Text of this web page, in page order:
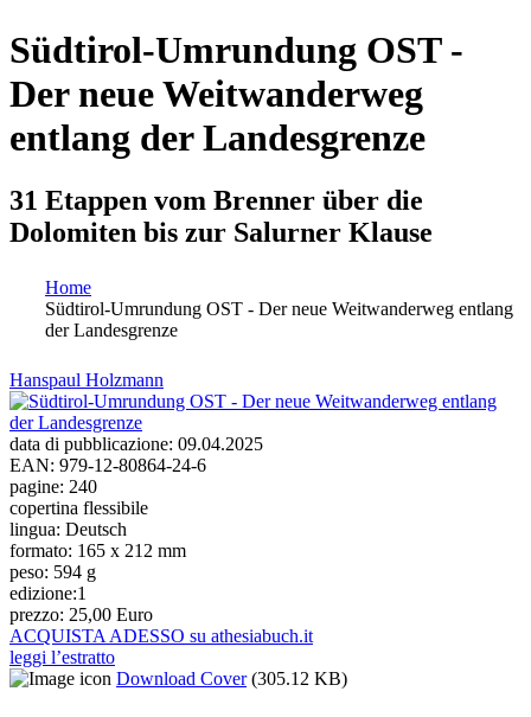
Südtirol-Umrundung OST -
Der neue Weitwanderweg
entlang der Landesgrenze
31 Etappen vom Brenner über die
Dolomiten bis zur Salurner Klause
Tu sei qui
Home
Südtirol-Umrundung OST - Der neue Weitwanderweg entlang
der Landesgrenze
Hanspaul Holzmann
data di pubblicazione: 09.04.2025
EAN: 979-12-80864-24-6
pagine: 240
copertina flessibile
lingua: Deutsch
formato: 165 x 212 mm
peso: 594 g
edizione:1
prezzo: 25,00 Euro
ACQUISTA ADESSO su athesiabuch.it
leggi l’estratto
Download Cover (305.12 KB)